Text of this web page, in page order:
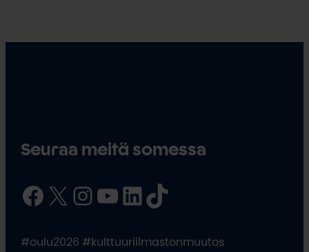
Seuraa meitä somessa
Facebook X InstagramYouTube LinkedIn TikTok
#oulu2026 #kulttuuriilmastonmuutos